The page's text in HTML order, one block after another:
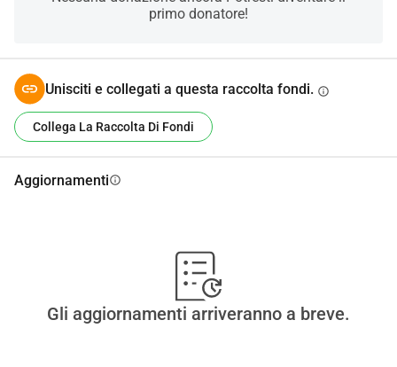
primo donatore!
Unisciti e collegati a questa raccolta fondi. info
Collega La Raccolta Di Fondi
Aggiornamentiinfo
Gli aggiornamenti arriveranno a breve.